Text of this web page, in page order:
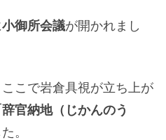
小御所会議が開かれまし
こで岩倉具視が立ち上が
辞官納地（じかんのう
。